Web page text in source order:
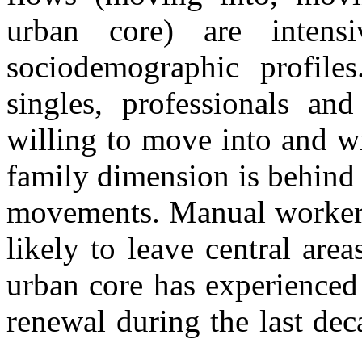
urban core) are
sociodemographic
singles, professionals
willing to move into and
family dimension is
movements. Manual
likely to leave central
urban core has
renewal during the last